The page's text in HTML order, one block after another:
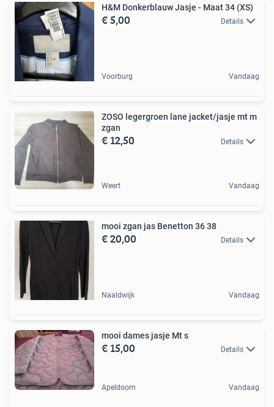
H&M Donkerblauw Jasje - Maat 34 (XS)
€ 5,00 Details
Voorburg Vandaag
ZOSO legergroen lane jacket/jasje mt m
zgan
€ 12,50 Details
Weert Vandaag
mooi zgan jas Benetton 36 38
€ 20,00 Details
Naaldwijk Vandaag
mooi dames jasje Mt s
€ 15,00 Details
Apeldoorn Vandaag